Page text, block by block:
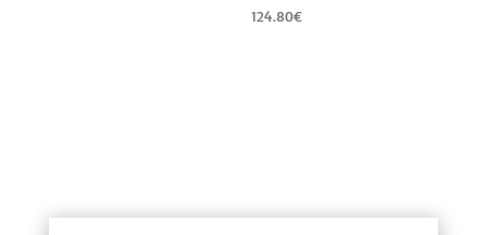
124.80€